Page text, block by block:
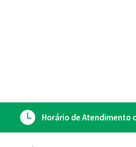
Horário de Atendimento